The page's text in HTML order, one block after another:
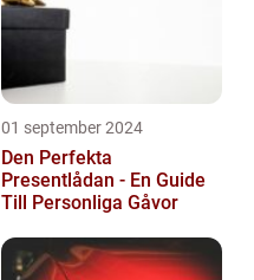
01 september 2024
Den Perfekta
Presentlådan - En Guide
Till Personliga Gåvor